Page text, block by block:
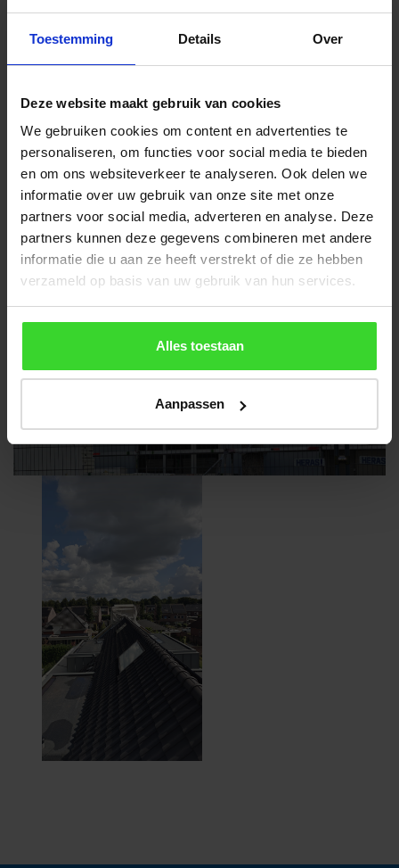
Toestemming Details Over
Deze website maakt gebruik van cookies
We gebruiken cookies om content en advertenties te
personaliseren, om functies voor social media te bieden
en om ons websiteverkeer te analyseren. Ook delen we
informatie over uw gebruik van onze site met onze
partners voor social media, adverteren en analyse. Deze
partners kunnen deze gegevens combineren met andere
informatie die u aan ze heeft verstrekt of die ze hebben
verzameld op basis van uw gebruik van hun services.
Alles toestaan
Aanpassen